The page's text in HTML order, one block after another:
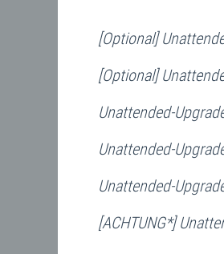
[Optional]
[Optional]
Unattended-
Unattended-
Unattended-
[ACHTUNG*]